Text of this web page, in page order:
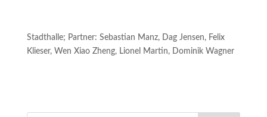
Stadthalle; Partner: Sebastian Manz, Dag Jensen, Felix
Klieser, Wen Xiao Zheng, Lionel Martin, Dominik Wagner